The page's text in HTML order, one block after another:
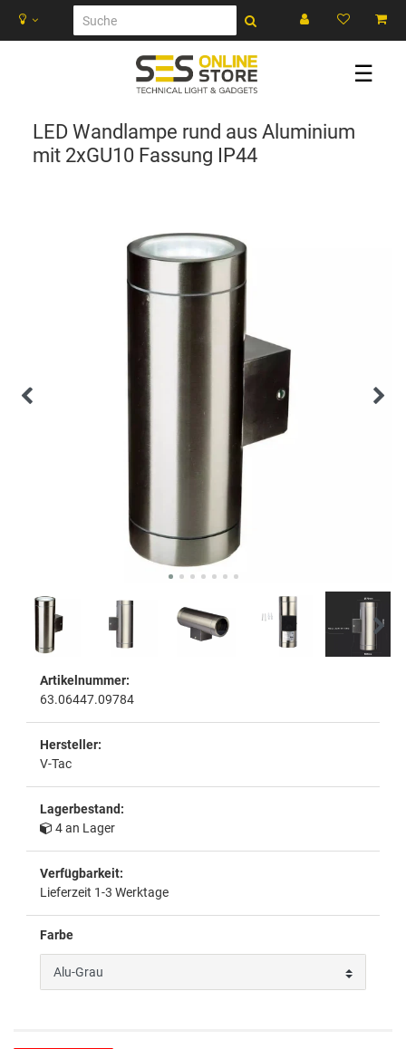
☰
LED Wandlampe rund aus Aluminium
mit 2xGU10 Fassung IP44
Artikelnummer:
63.06447.09784
Hersteller:
V-Tac
Lagerbestand:
4 an Lager
Verfügbarkeit:
Lieferzeit 1-3 Werktage
Farbe